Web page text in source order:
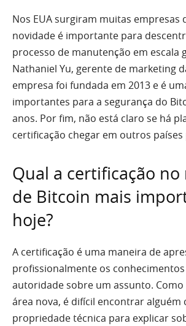
Nos EUA surgiram muitas empresas
novidade é importante para
processo de manutenção em escala
Nathaniel Yu, gerente de marketing
empresa foi fundada em 2013 e é
importantes para a segurança do
anos. Por fim, não está claro se há
certificação chegar em outros
Qual a certificação no
de Bitcoin mais
hoje?
A certificação é uma maneira de
profissionalmente os
autoridade sobre um assunto. Como
área nova, é difícil encontrar alguém
propriedade técnica para explicar